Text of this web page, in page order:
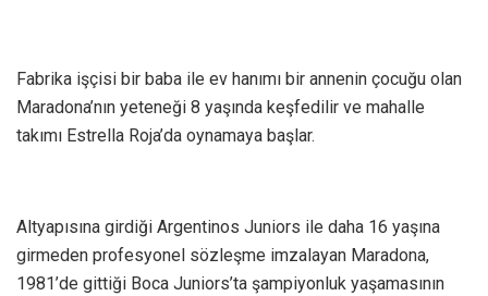
Fabrika işçisi bir baba ile ev hanımı bir annenin çocuğu olan
Maradona’nın yeteneği 8 yaşında keşfedilir ve mahalle
takımı Estrella Roja’da oynamaya başlar.
Altyapısına girdiği Argentinos Juniors ile daha 16 yaşına
girmeden profesyonel sözleşme imzalayan Maradona,
1981’de gittiği Boca Juniors’ta şampiyonluk yaşamasının